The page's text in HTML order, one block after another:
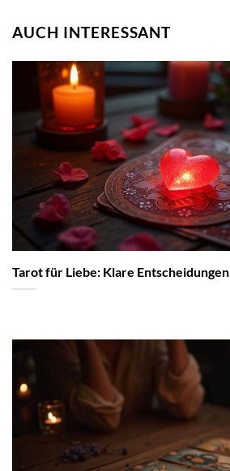
AUCH INTERESSANT
Tarot für Liebe: Klare Entscheidungen